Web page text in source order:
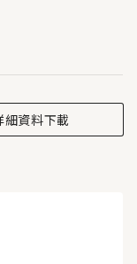
細資料下載